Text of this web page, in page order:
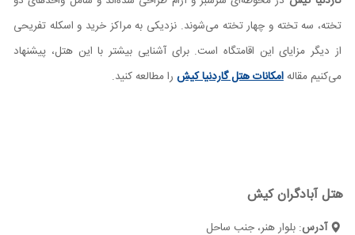
تخته، سه تخته و چهار تخته می‌شوند. نزدیکی به مراکز خرید و اسکله تفریحی
از دیگر مزایای این اقامتگاه است. برای آشنایی بیشتر با این هتل، پیشنهاد
می‌کنیم مقالهامکانات هتل گاردنیا کیش را مطالعه کنید.
هتل آبادگران کیش
آدرس: بلوار هنر، جنب ساحل